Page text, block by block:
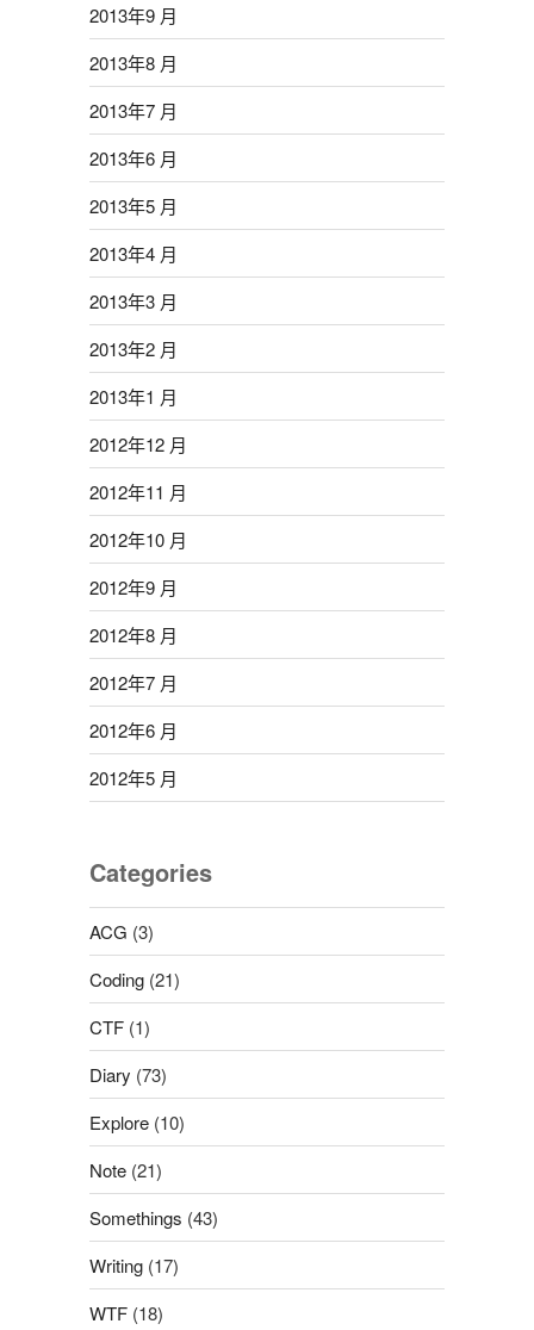
2013年9 月
2013年8 月
2013年7 月
2013年6 月
2013年5 月
2013年4 月
2013年3 月
2013年2 月
2013年1 月
2012年12 月
2012年11 月
2012年10 月
2012年9 月
2012年8 月
2012年7 月
2012年6 月
2012年5 月
Categories
ACG (3)
Coding(21)
CTF(1)
Diary (73)
Explore(10)
Note(21)
Somethings (43)
Writing(17)
WTF(18)